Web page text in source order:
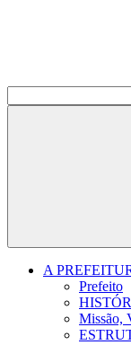
A
Prefeito
Missão,